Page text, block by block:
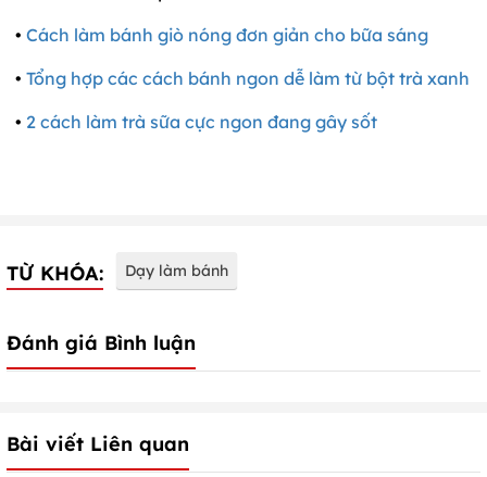
• Cách làm bánh giò nóng đơn giản cho bữa sáng
• Tổng hợp các cách bánh ngon dễ làm từ bột trà xanh
• 2 cách làm trà sữa cực ngon đang gây sốt
TỪ KHÓA: Dạy làm bánh
Đánh giá Bình luận
Bài viết Liên quan